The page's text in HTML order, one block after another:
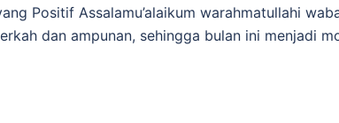
Positif Assalamu’alaikum warahmatullahi
dan ampunan, sehingga bulan ini menjadi